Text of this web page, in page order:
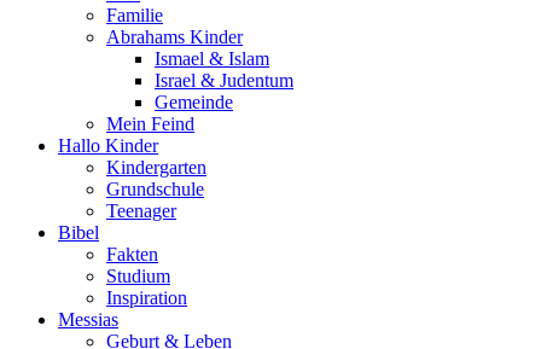
Familie
Abrahams Kinder
Ismael & Islam
Israel & Judentum
Gemeinde
Mein Feind
Hallo Kinder
Kindergarten
Grundschule
Teenager
Bibel
Fakten
Studium
Inspiration
Messias
Geburt & Leben